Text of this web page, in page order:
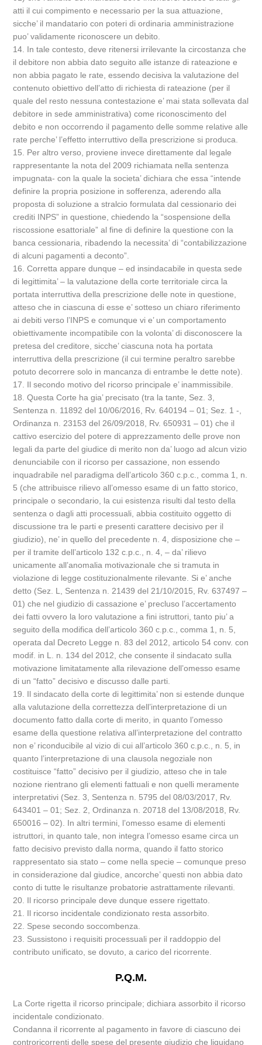
atti il cui compimento e necessario per la sua attuazione,
sicche’ il mandatario con poteri di ordinaria amministrazione
puo’ validamente riconoscere un debito.
14. In tale contesto, deve ritenersi irrilevante la circostanza che
il debitore non abbia dato seguito alle istanze di rateazione e
non abbia pagato le rate, essendo decisiva la valutazione del
contenuto obiettivo dell’atto di richiesta di rateazione (per il
quale del resto nessuna contestazione e’ mai stata sollevata dal
debitore in sede amministrativa) come riconoscimento del
debito e non occorrendo il pagamento delle somme relative alle
rate perche’ l’effetto interruttivo della prescrizione si produca.
15. Per altro verso, proviene invece direttamente dal legale
rappresentante la nota del 2009 richiamata nella sentenza
impugnata- con la quale la societa’ dichiara che essa “intende
definire la propria posizione in sofferenza, aderendo alla
proposta di soluzione a stralcio formulata dal cessionario dei
crediti INPS” in questione, chiedendo la “sospensione della
riscossione esattoriale” al fine di definire la questione con la
banca cessionaria, ribadendo la necessita’ di “contabilizzazione
di alcuni pagamenti a deconto”.
16. Corretta appare dunque – ed insindacabile in questa sede
di legittimita’ – la valutazione della corte territoriale circa la
portata interruttiva della prescrizione delle note in questione,
atteso che in ciascuna di esse e’ sotteso un chiaro riferimento
ai debiti verso l’INPS e comunque vi e’ un comportamento
obiettivamente incompatibile con la volonta’ di disconoscere la
pretesa del creditore, sicche’ ciascuna nota ha portata
interruttiva della prescrizione (il cui termine peraltro sarebbe
potuto decorrere solo in mancanza di entrambe le dette note).
17. Il secondo motivo del ricorso principale e’ inammissibile.
18. Questa Corte ha gia’ precisato (tra la tante, Sez. 3,
Sentenza n. 11892 del 10/06/2016, Rv. 640194 – 01; Sez. 1 -,
Ordinanza n. 23153 del 26/09/2018, Rv. 650931 – 01) che il
cattivo esercizio del potere di apprezzamento delle prove non
legali da parte del giudice di merito non da’ luogo ad alcun vizio
denunciabile con il ricorso per cassazione, non essendo
inquadrabile nel paradigma dell’articolo 360 c.p.c., comma 1, n.
5 (che attribuisce rilievo all’omesso esame di un fatto storico,
principale o secondario, la cui esistenza risulti dal testo della
sentenza o dagli atti processuali, abbia costituito oggetto di
discussione tra le parti e presenti carattere decisivo per il
giudizio), ne’ in quello del precedente n. 4, disposizione che –
per il tramite dell’articolo 132 c.p.c., n. 4, – da’ rilievo
unicamente all’anomalia motivazionale che si tramuta in
violazione di legge costituzionalmente rilevante. Si e’ anche
detto (Sez. L, Sentenza n. 21439 del 21/10/2015, Rv. 637497 –
01) che nel giudizio di cassazione e’ precluso l’accertamento
dei fatti ovvero la loro valutazione a fini istruttori, tanto piu’ a
seguito della modifica dell’articolo 360 c.p.c., comma 1, n. 5,
operata dal Decreto Legge n. 83 del 2012, articolo 54 conv. con
modif. in L. n. 134 del 2012, che consente il sindacato sulla
motivazione limitatamente alla rilevazione dell’omesso esame
di un “fatto” decisivo e discusso dalle parti.
19. Il sindacato della corte di legittimita’ non si estende dunque
alla valutazione della correttezza dell’interpretazione di un
documento fatto dalla corte di merito, in quanto l’omesso
esame della questione relativa all’interpretazione del contratto
non e’ riconducibile al vizio di cui all’articolo 360 c.p.c., n. 5, in
quanto l’interpretazione di una clausola negoziale non
costituisce “fatto” decisivo per il giudizio, atteso che in tale
nozione rientrano gli elementi fattuali e non quelli meramente
interpretativi (Sez. 3, Sentenza n. 5795 del 08/03/2017, Rv.
643401 – 01; Sez. 2, Ordinanza n. 20718 del 13/08/2018, Rv.
650016 – 02). In altri termini, l’omesso esame di elementi
istruttori, in quanto tale, non integra l’omesso esame circa un
fatto decisivo previsto dalla norma, quando il fatto storico
rappresentato sia stato – come nella specie – comunque preso
in considerazione dal giudice, ancorche’ questi non abbia dato
conto di tutte le risultanze probatorie astrattamente rilevanti.
20. Il ricorso principale deve dunque essere rigettato.
21. Il ricorso incidentale condizionato resta assorbito.
22. Spese secondo soccombenza.
23. Sussistono i requisiti processuali per il raddoppio del
contributo unificato, se dovuto, a carico del ricorrente.
P.Q.M.
La Corte rigetta il ricorso principale; dichiara assorbito il ricorso
incidentale condizionato.
Condanna il ricorrente al pagamento in favore di ciascuno dei
controricorrenti delle spese del presente giudizio che liquidano